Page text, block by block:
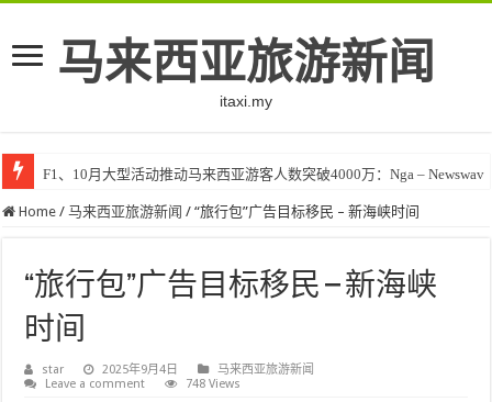
马来西亚旅游新闻
itaxi.my
F1、10月大型活动推动马来西亚游客人数突破4000万：Nga – Newswav
Home / 马来西亚旅游新闻 / “旅行包”广告目标移民 – 新海峡时间
“旅行包”广告目标移民 – 新海峡
时间
star 2025年9月4日
马来西亚旅游新闻
Leave a comment
748 Views